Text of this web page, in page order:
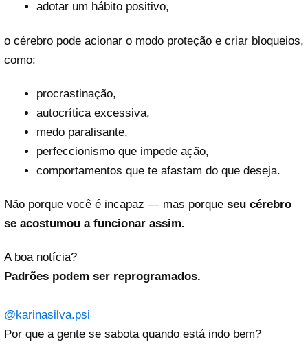
adotar um hábito positivo,
o cérebro pode acionar o modo proteção e criar bloqueios,
como:
procrastinação,
autocrítica excessiva,
medo paralisante,
perfeccionismo que impede ação,
comportamentos que te afastam do que deseja.
Não porque você é incapaz — mas porque seu cérebro
se acostumou a funcionar assim.
A boa notícia?
Padrões podem ser reprogramados.
@karinasilva.psi
Por que a gente se sabota quando está indo bem?